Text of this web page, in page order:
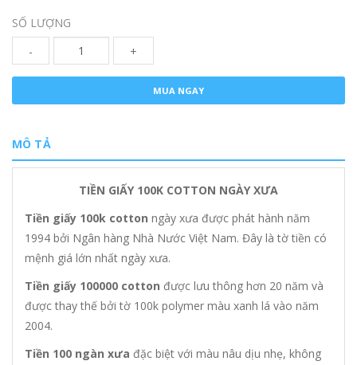
SỐ LƯỢNG
-
+
MUA NGAY
MÔ TẢ
TIỀN GIẤY 100K COTTON NGÀY XƯA
Tiền giấy 100k cotton ngày xưa được phát hành năm
1994 bởi Ngân hàng Nhà Nước Việt Nam. Đây là tờ tiền có
mệnh giá lớn nhất ngày xưa.
Tiền giấy 100000 cotton được lưu thông hơn 20 năm và
được thay thế bởi tờ 100k polymer màu xanh lá vào năm
2004.
Tiền 100 ngàn xưa đặc biệt với màu nâu dịu nhẹ, không